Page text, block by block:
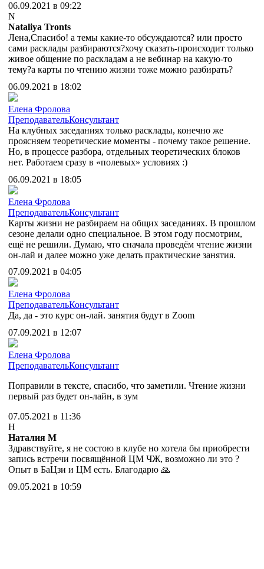
06.09.2021 в 09:22
N
Nataliya Tronts
Лена,Спасибо! а темы какие-то обсуждаются? или просто
сами расклады разбираются?хочу сказать-происходит только
живое общение по раскладам а не вебинар на какую-то
тему?а карты по чтению жизни тоже можно разбирать?
06.09.2021 в 18:02
Елена Фролова
ПреподавательКонсультант
На клубных заседаниях только расклады, конечно же
проясняем теоретические моменты - почему такое решение.
Но, в процессе разбора, отдельных теоретических блоков
нет. Работаем сразу в «полевых» условиях :)
06.09.2021 в 18:05
Елена Фролова
ПреподавательКонсультант
Карты жизни не разбираем на общих заседаниях. В прошлом
сезоне делали одно специальное. В этом году посмотрим,
ещё не решили. Думаю, что сначала проведём чтение жизни
он-лай и далее можно уже делать практические занятия.
07.09.2021 в 04:05
Елена Фролова
ПреподавательКонсультант
Да, да - это курс он-лай. занятия будут в Zoom
07.09.2021 в 12:07
Елена Фролова
ПреподавательКонсультант
Поправили в тексте, спасибо, что заметили. Чтение жизни
первый раз будет он-лайн, в зум
07.05.2021 в 11:36
Н
Наталия М
Здравствуйте, я не состою в клубе но хотела бы приобрести
запись встречи посвящённой ЦМ ЧЖ, возможно ли это ?
Опыт в БаЦзи и ЦМ есть. Благодарю 🙏
09.05.2021 в 10:59